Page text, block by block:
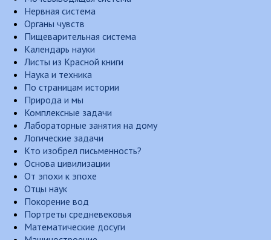
Нервная система
Органы чувств
Пищеварительная система
Календарь науки
Листы из Красной книги
Наука и техника
По страницам истории
Природа и мы
Комплексные задачи
Лабораторные занятия на дому
Логические задачи
Кто изобрел письменность?
Основа цивилизации
От эпохи к эпохе
Отцы наук
Покорение вод
Портреты средневековья
Математические досуги